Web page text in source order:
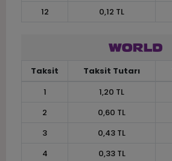
12
0,12 TL
Taksit Taksit Tutarı
1
1,20 TL
2
0,60 TL
3
0,43 TL
4
0,33 TL